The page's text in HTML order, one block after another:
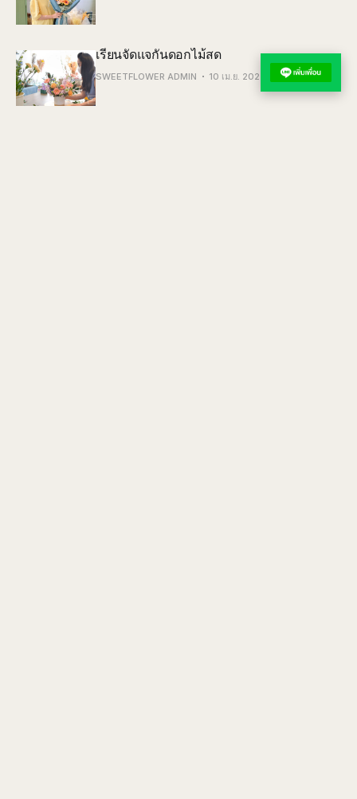
เรียนจัดแจกันดอกไม้สด
SWEETFLOWER ADMIN 10 เม.ย. 2022